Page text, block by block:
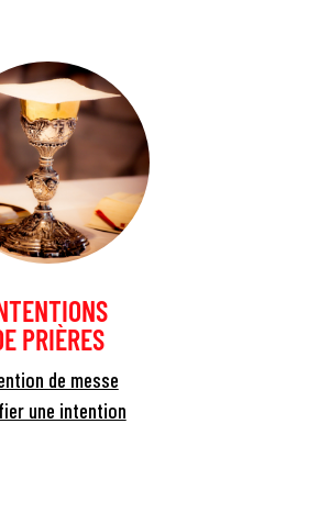
PRIÈRES
de messe
une intention